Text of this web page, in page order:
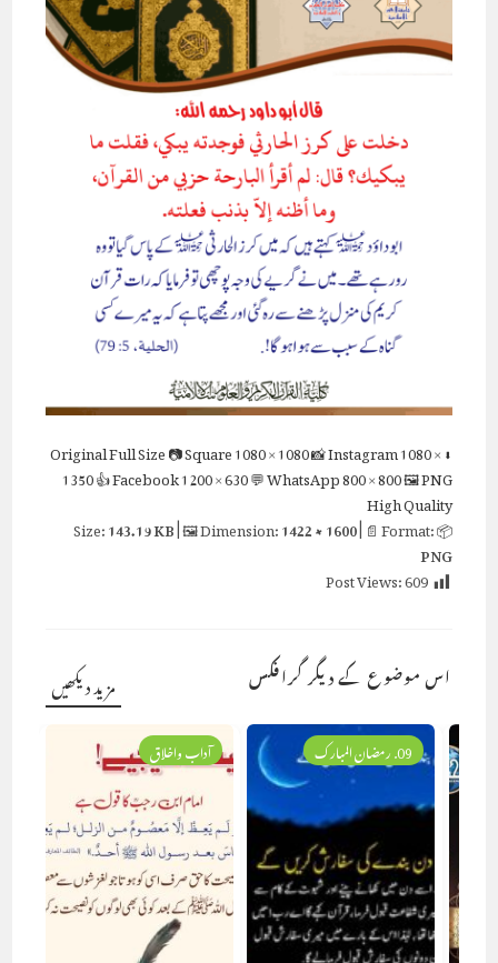
⬇ Original
Full Size📷 Square1080 × 1080📸 Instagram1080 ×
1350👍 Facebook1200 × 630💬 WhatsApp800 × 800🖼 PNG
High Quality
📦 Size:
143.19 KB| 🖼 Dimension:1422 × 1600| 📄 Format:
PNG
Post Views:609
اس موضوع کے دیگر گرافکس مزید دیکھیں
09. رمضان المبارک آداب واخلاق